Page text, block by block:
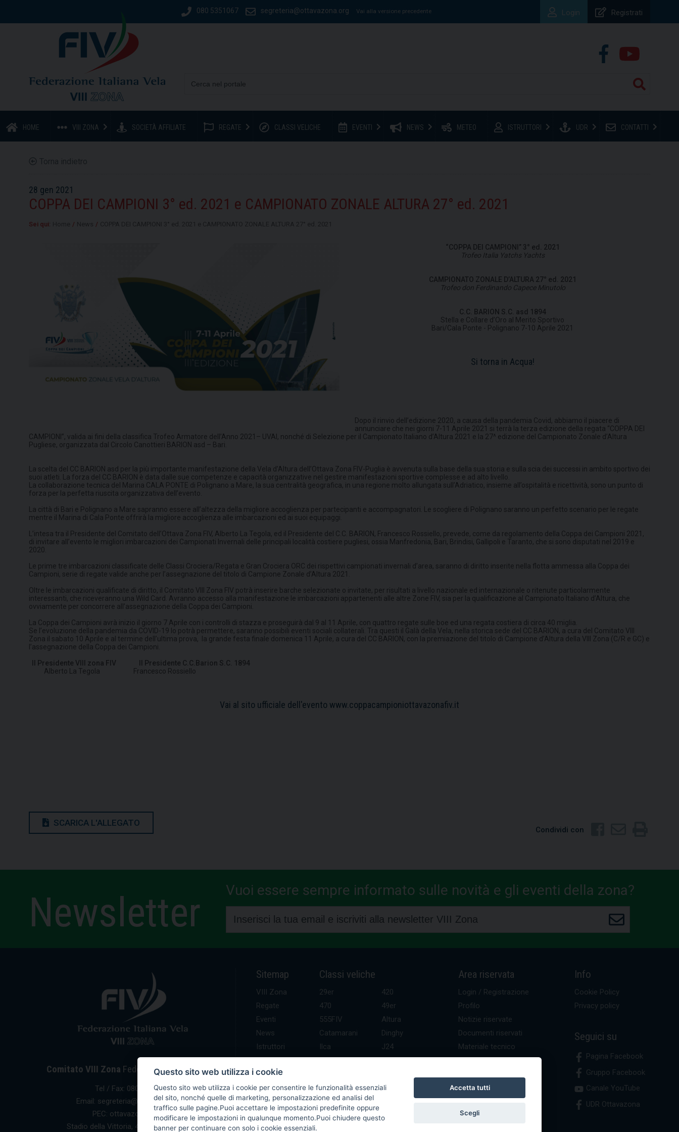
080 5351067 segreteria@ottavazona.org Vai alla versione precedente Registrati
Login
HOME VIII ZONA SOCIETÀ AFFILIATE REGATE CLASSI VELICHE EVENTI NEWS METEO ISTRUTTORI UDR CONTATTI
28 gen 2021
COPPA DEI CAMPIONI 3° ed. 2021 e CAMPIONATO ZONALE ALTURA 27° ed. 2021
Sei qui: / /
“COPPA DEI CAMPIONI” 3° ed. 2021
Trofeo Italia Yatchs Yachts
CAMPIONATO ZONALE D’ALTURA 27° ed. 2021
Trofeo don Ferdinando Capece Minutolo
C.C. BARION S.C. asd 1894
Stella e Collare d’Oro al Merito Sportivo
Bari/Cala Ponte - Polignano 7-10 Aprile 2021
Si torna in Acqua!
Dopo il rinvio dell’edizione 2020, a causa della pandemia Covid, abbiamo il piacere di
annunciare che nei giorni 7-11 Aprile 2021 si terrà la terza edizione della regata “COPPA DEI
CAMPIONI”, valida ai fini della classifica Trofeo Armatore dell’Anno 2021– UVAI, nonché di Selezione per il Campionato Italiano d’Altura 2021 e la 27^ edizione del Campionato Zonale d’Altura
Pugliese, organizzata dal Circolo Canottieri BARION asd – Bari.
La scelta del CC BARION asd per la più importante manifestazione della Vela d’Altura dell’Ottava Zona FIV-Puglia è avvenuta sulla base della sua storia e sulla scia dei successi in ambito sportivo dei
suoi atleti. La forza del CC BARION è data dalle sue competenze e capacità organizzative nel gestire manifestazioni sportive complesse e ad alto livello.
La collaborazione tecnica del Marina CALA PONTE di Polignano a Mare, la sua centralità geografica, in una regione molto allungata sull’Adriatico, insieme all’ospitalità e ricettività, sono un punto di
forza per la perfetta riuscita organizzativa dell’evento.
La città di Bari e Polignano a Mare sapranno essere all’altezza della migliore accoglienza per partecipanti e accompagnatori. Le scogliere di Polignano saranno un perfetto scenario per le regate
mentre il Marina di Cala Ponte offrirà la migliore accoglienza alle imbarcazioni ed ai suoi equipaggi.
L’intesa tra il Presidente del Comitato dell’Ottava Zona FIV, Alberto La Tegola, ed il Presidente del C.C. BARION, Francesco Rossiello, prevede, come da regolamento della Coppa dei Campioni 2021,
di invitare all’evento le migliori imbarcazioni dei Campionati Invernali delle principali località costiere pugliesi, ossia Manfredonia, Bari, Brindisi, Gallipoli e Taranto, che si sono disputati nel 2019 e
2020.
Le prime tre imbarcazioni classificate delle Classi Crociera/Regata e Gran Crociera ORC dei rispettivi campionati invernali d’area, saranno di diritto inserite nella flotta ammessa alla Coppa dei
Campioni, serie di regate valide anche per l’assegnazione del titolo di Campione Zonale d’Altura 2021.
Oltre le imbarcazioni qualificate di diritto, il Comitato VIII Zona FIV potrà inserire barche selezionate o invitate, per risultati a livello nazionale ed internazionale o ritenute particolarmente
interessanti, che riceveranno una Wild Card. Avranno accesso alla manifestazione le imbarcazioni appartenenti alle altre Zone FIV, sia per la qualificazione al Campionato Italiano d’Altura, che
ovviamente per concorrere all’assegnazione della Coppa dei Campioni.
La Coppa dei Campioni avrà inizio il giorno 7 Aprile con i controlli di stazza e proseguirà dal 9 al 11 Aprile, con quattro regate sulle boe ed una regata costiera di circa 40 miglia.
Se l’evoluzione della pandemia da COVID-19 lo potrà permettere, saranno possibili eventi sociali collaterali. Tra questi il Galà della Vela, nella storica sede del CC BARION, a cura del Comitato VIII
Zona il sabato 10 Aprile e al termine dell’ultima prova, la grande festa finale domenica 11 Aprile, a cura del CC BARION, con la premiazione del titolo di Campione d’Altura della VIII Zona (C/R e GC) e
l’assegnazione della Coppa dei Campioni.
Il Presidente VIII zona FIV
Il Presidente C.C.Barion S.C. 1894
Alberto La Tegola
Francesco Rossiello
Vai al sito ufficiale dell'evento www.coppacampioniottavazonafiv.it
SCARICA L'ALLEGATO
Condividi con
Newsletter Vuoi essere sempre informato sulle novità e gli eventi della zona?
Comitato VIII Zona Federazione Italiana Vela
Tel / Fax: 080 5351067
Email: segreteria@ottavazona.org
PEC: ottavazona@pec.it
Stadio della Vittoria, 4 Bari (BA) - 70123
Sitemap
VIII Zona
Regate
Eventi
News
Istruttori
UDR
Contatti
Classi veliche
29er
420
470
49er
555FIV
Altura
Catamarani
Dinghy
Ilca
J24
Kitefoil
Mini altura
Platu 25
SB 20
Waszp
Area riservata
Login / Registrazione
Profilo
Notizie riservate
Documenti riservati
Materiale tecnico
Info
Cookie Policy
Privacy policy
Seguici su
Pagina Facebook
Gruppo Facebook
Canale YouTube
UDR Ottavazona
Questo sito web utilizza i cookie
Questo sito web utilizza i cookie per consentire le funzionalità essenziali
del sito, nonché quelle di marketing, personalizzazione ed analisi del
traffico sulle pagine.Puoi accettare le impostazioni predefinite oppure
modificare le impostazioni in qualunque momento.Puoi chiudere questo
banner per continuare con solo i cookie essenziali.
Accetta tutti
Scegli